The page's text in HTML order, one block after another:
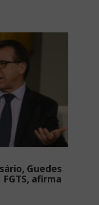
Guedes
afirma